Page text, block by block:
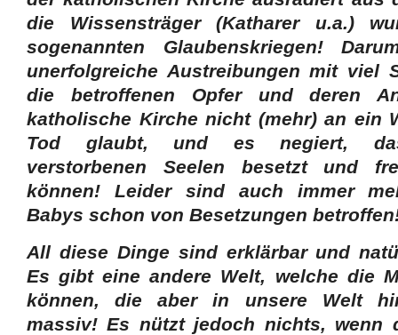
die Wissensträger (Katharer u.a.)
sogenannten Glaubenskriegen!
unerfolgreiche Austreibungen mit viel
die betroffenen Opfer und deren
katholische Kirche nicht (mehr) an ein
Tod glaubt, und es negiert,
verstorbenen Seelen besetzt und
können! Leider sind auch immer
Babys schon von Besetzungen
All diese Dinge sind erklärbar und
Es gibt eine andere Welt, welche die
können, die aber in unsere Welt
massiv! Es nützt jedoch nichts, wenn